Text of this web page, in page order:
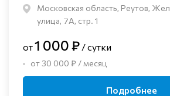
Московская область, Реутов,
улица, 7А, стр. 1
от1 000 ₽ / сутки
от 30 000 ₽ / месяц
Подробнее